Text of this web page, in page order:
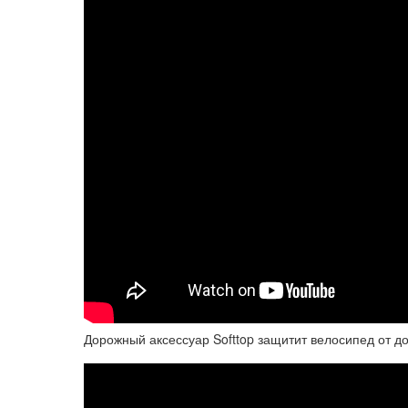
Дорожный аксессуар Softtop защитит велосипед от